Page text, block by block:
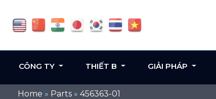
Home » Parts » 456363-01
CÔNG TY THIẾT B GIẢI PHÁP